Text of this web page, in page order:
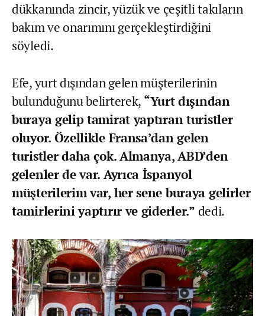
dükkanında zincir, yüzük ve çeşitli takıların
bakım ve onarımını gerçekleştirdiğini
söyledi.
Efe, yurt dışından gelen müşterilerinin
bulunduğunu belirterek, “Yurt dışından
buraya gelip tamirat yaptıran turistler
oluyor. Özellikle Fransa’dan gelen
turistler daha çok. Almanya, ABD’den
gelenler de var. Ayrıca İspanyol
müşterilerim var, her sene buraya gelirler
tamirlerini yaptırır ve giderler.” dedi.